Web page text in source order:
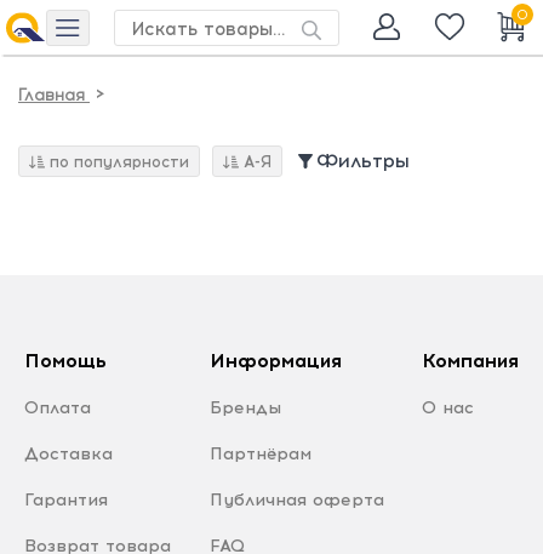
0
Главная >
по популярности А-Я Фильтры
Помощь
Оплата
Доставка
Гарантия
Возврат товара
Информация
Бренды
Партнёрам
Публичная оферта
FAQ
Компания
О нас